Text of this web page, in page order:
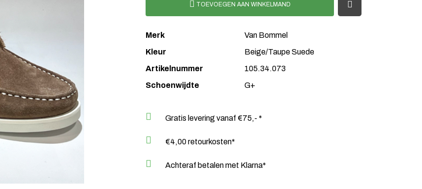
TOEVOEGEN AAN WINKELMAND
Merk
Van Bommel
Kleur
Beige/Taupe Suede
Artikelnummer
105.34.073
Schoenwijdte
G+
Gratis levering vanaf €75,- *
€4,00 retourkosten*
Achteraf betalen met Klarna*